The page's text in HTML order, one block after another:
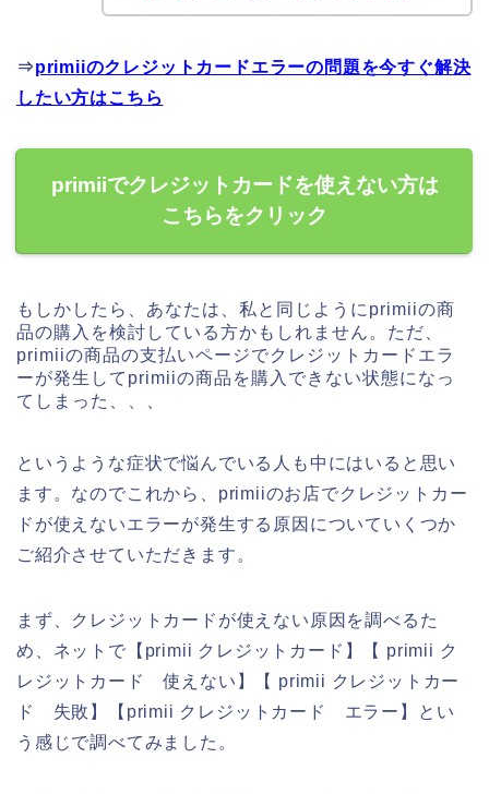
⇒primiiのクレジットカードエラーの問題を今すぐ解決
したい方はこちら
primiiでクレジットカードを使えない方は
こちらをクリック
もしかしたら、あなたは、私と同じようにprimiiの商
品の購入を検討している方かもしれません。ただ、
primiiの商品の支払いページでクレジットカードエラ
ーが発生してprimiiの商品を購入できない状態になっ
てしまった、、、
というような症状で悩んでいる人も中にはいると思い
ます。なのでこれから、primiiのお店でクレジットカー
ドが使えないエラーが発生する原因についていくつか
ご紹介させていただきます。
まず、クレジットカードが使えない原因を調べるた
め、ネットで【primii クレジットカード】【 primii ク
レジットカード 使えない】【 primii クレジットカー
ド 失敗】【primii クレジットカード エラー】とい
う感じで調べてみました。